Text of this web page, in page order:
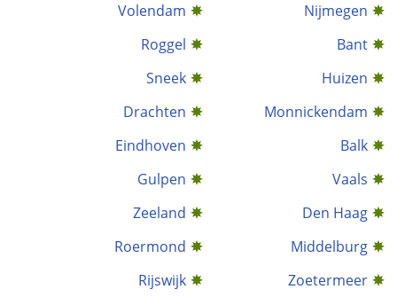
Nijmegen
Volendam
Bant
Roggel
Huizen
Sneek
Monnickendam
Drachten
Balk
Eindhoven
Vaals
Gulpen
Den Haag
Zeeland
Middelburg
Roermond
Zoetermeer
Rijswijk